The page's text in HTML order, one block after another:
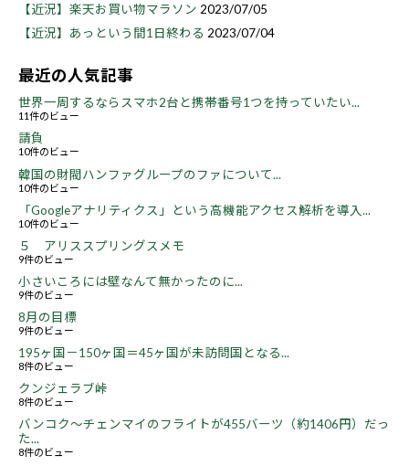
【近況】楽天お買い物マラソン 2023/07/05
【近況】あっという間1日終わる 2023/07/04
最近の人気記事
世界一周するならスマホ2台と携帯番号1つを持っていたい...
11件のビュー
請負
10件のビュー
韓国の財閥ハンファグループのファについて...
10件のビュー
「Googleアナリティクス」という高機能アクセス解析を導入...
10件のビュー
５ アリススプリングスメモ
9件のビュー
小さいころには壁なんて無かったのに...
9件のビュー
8月の目標
9件のビュー
195ヶ国－150ヶ国＝45ヶ国が未訪問国となる...
8件のビュー
クンジェラブ峠
8件のビュー
バンコク～チェンマイのフライトが455バーツ（約1406円）だっ
た...
8件のビュー